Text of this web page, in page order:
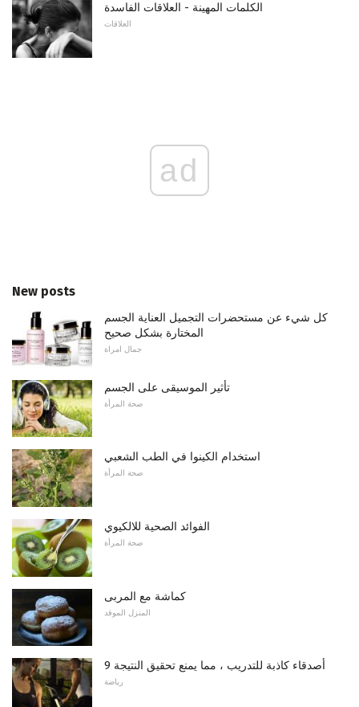
الكلمات المهينة - العلاقات الفاسدة
العلاقات
ad
New posts
كل شيء عن مستحضرات التجميل العناية الجسم
المختارة بشكل صحيح
جمال امراة
تأثير الموسيقى على الجسم
صحة المرأة
استخدام الكينوا في الطب الشعبي
صحة المرأة
الفوائد الصحية للالكيوي
صحة المرأة
كماشة مع المربى
المنزل الموقد
9 أصدقاء كاذبة للتدريب ، مما يمنع تحقيق النتيجة
رياضة